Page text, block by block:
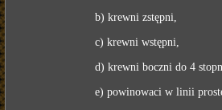
b) krewni zstępni,
c) krewni wstępni,
d) krewni boczni do 4
e) powinowaci w linii